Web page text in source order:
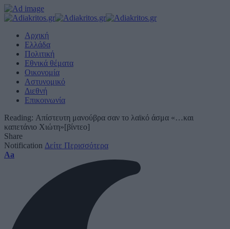
Αρχική
Ελλάδα
Πολιτική
Εθνικά θέματα
Οικονομία
Αστυνομικό
Διεθνή
Επικοινωνία
Reading: Απίστευτη μανούβρα σαν το λαϊκό άσμα «…και
καπετάνιο Χιώτη»[βίντεο]
Share
Notification Δείτε Περισσότερα
Font
Aa